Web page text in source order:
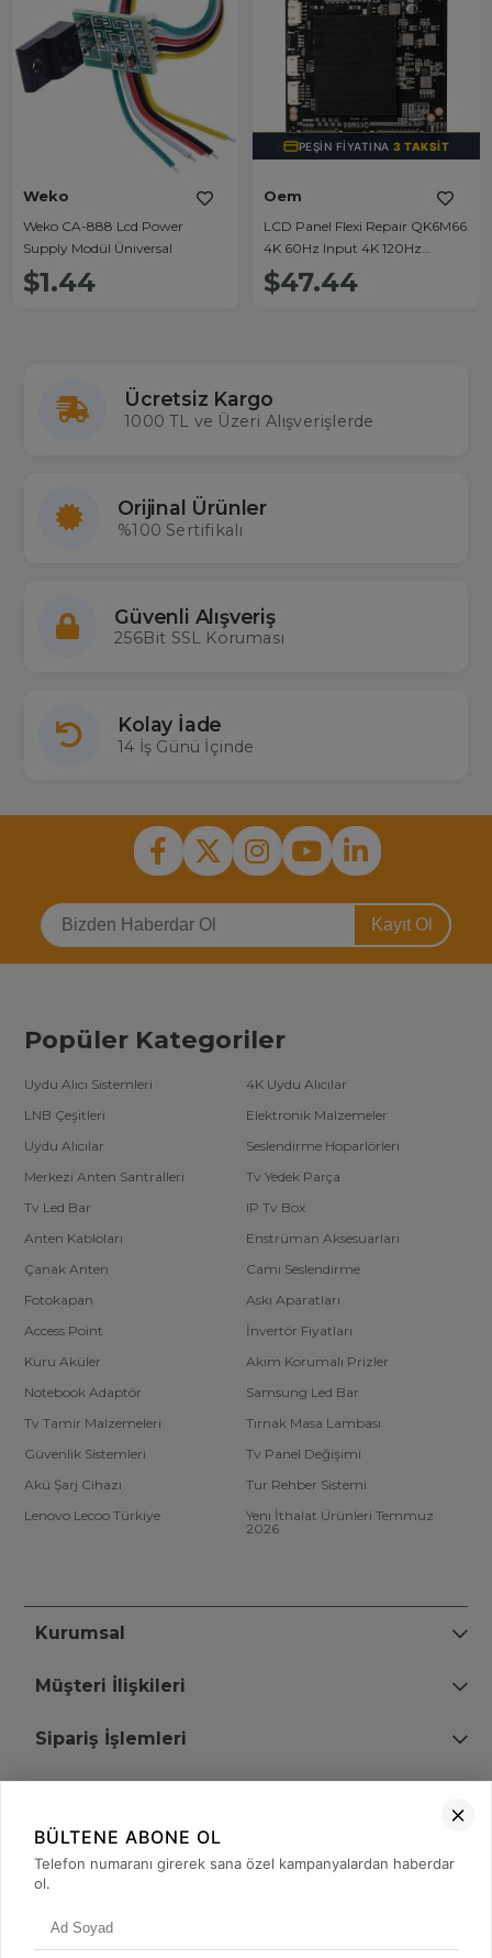
Weko
Weko CA-888 Lcd Power
Supply Modül Üniversal
$1.44
PEŞIN FIYATINA3 TAKSIT
Oem
LCD Panel Flexi Repair QK6M66
4K 60Hz Input 4K 120Hz
Output
$47.44
Ücretsiz Kargo
1000 TL ve Üzeri Alışverişlerde
Orijinal Ürünler
%100 Sertifikalı
Güvenli Alışveriş
256Bit SSL Koruması
Kolay İade
14 İş Günü İçinde
Kayıt Ol
Popüler Kategoriler
Uydu Alıcı Sistemleri
4K Uydu Alıcılar
LNB Çeşitleri
Elektronik Malzemeler
Uydu Alıcılar
Seslendirme Hoparlörleri
Merkezi Anten Santralleri
Tv Yedek Parça
Tv Led Bar
IP Tv Box
Anten Kabloları
Enstrüman Aksesuarları
Çanak Anten
Cami Seslendirme
Fotokapan
Askı Aparatları
Access Point
İnvertör Fiyatları
Kuru Aküler
Akım Korumalı Prizler
Notebook Adaptör
Samsung Led Bar
Tv Tamir Malzemeleri
Tırnak Masa Lambası
Güvenlik Sistemleri
Tv Panel Değişimi
Akü Şarj Cihazı
Tur Rehber Sistemi
Lenovo Lecoo Türkiye
Yeni İthalat Ürünleri Temmuz
2026
Kurumsal
Müşteri İlişkileri
Sipariş İşlemleri
+90 (850) 473 08 08
BÜLTENE ABONE OL
Telefon numaranı girerek sana özel kampanyalardan haberdar
ol.